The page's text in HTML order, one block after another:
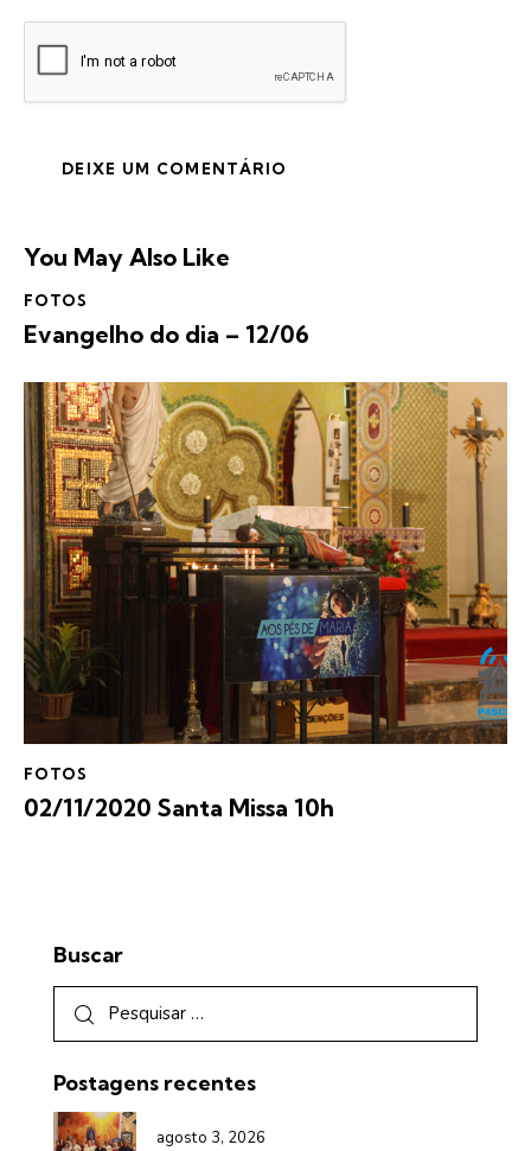
You May Also Like
FOTOS
Evangelho do dia – 12/06
FOTOS
02/11/2020 Santa Missa 10h
Buscar
Postagens recentes
agosto 3, 2026